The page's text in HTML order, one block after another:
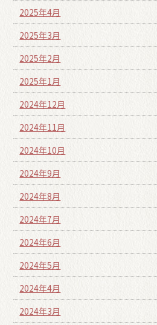
2025年4月
2025年3月
2025年2月
2025年1月
2024年12月
2024年11月
2024年10月
2024年9月
2024年8月
2024年7月
2024年6月
2024年5月
2024年4月
2024年3月